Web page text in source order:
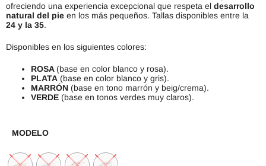
ofreciendo una experiencia excepcional que respeta el desarrollo
natural del pie en los más pequeños. Tallas disponibles entre la
24 y la 35.
Disponibles en los siguientes colores:
ROSA(base en color blanco y rosa).
PLATA (base en color blanco y gris).
MARRÓN (base en tono marrón y beig/crema).
VERDE (base en tonos verdes muy claros).
MODELO